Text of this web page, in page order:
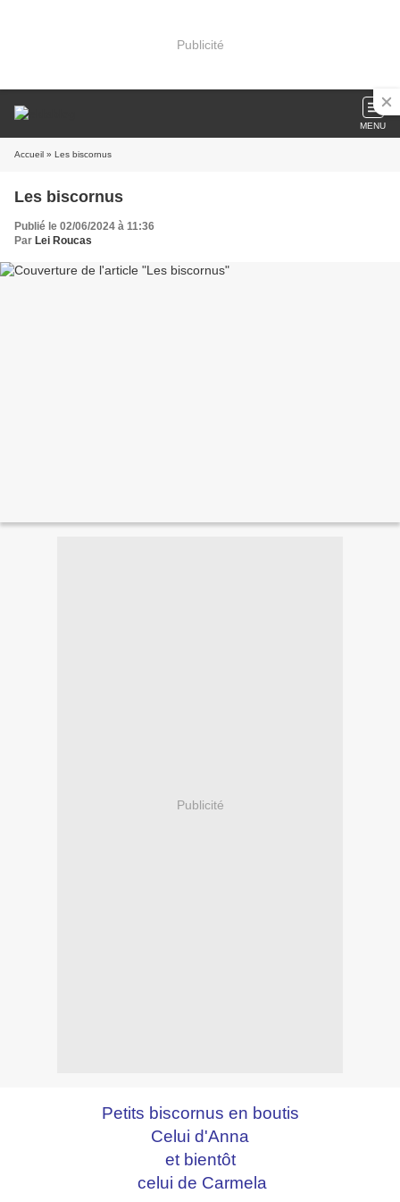
Publicité
MENU
Accueil » Les biscornus
Les biscornus
Publié le 02/06/2024 à 11:36
Par Lei Roucas
Publicité
Petits biscornus en boutis
Celui d'Anna
et bientôt
celui de Carmela